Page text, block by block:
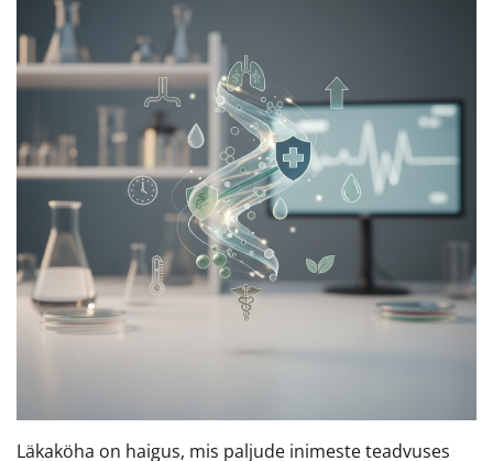
Läkaköha on haigus, mis paljude inimeste teadvuses